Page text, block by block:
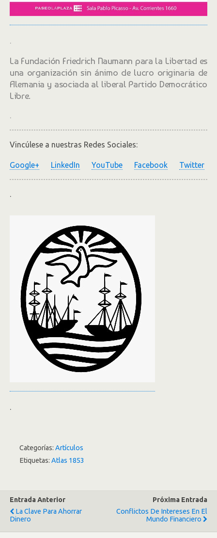
.
La Fundación Friedrich Naumann para la Libertad​ es
una organización sin ánimo de lucro originaria de
Alemania y asociada al liberal Partido Democrático
Libre.
.
Vincúlese a nuestras Redes Sociales:
Google+ LinkedIn YouTube Facebook Twitter
.
.
Categorías: Artículos
Etiquetas: Atlas 1853
Entrada Anterior
La Clave Para Ahorrar
Dinero
Próxima Entrada
Conflictos De Intereses En El
Mundo Financiero